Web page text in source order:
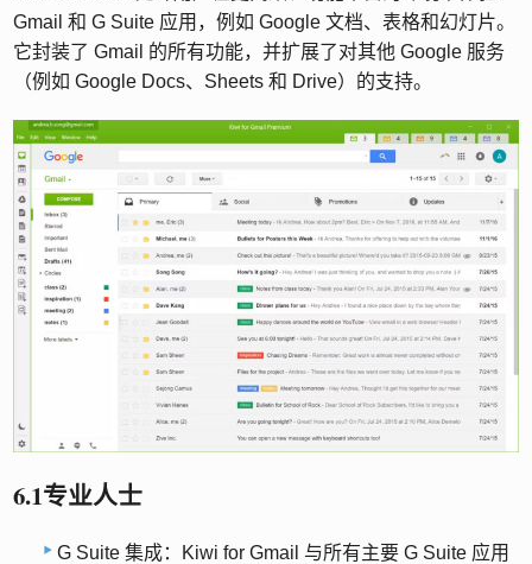
Gmail 和 G Suite 应用，例如 Google 文档、表格和幻灯片。
它封装了 Gmail 的所有功能，并扩展了对其他 Google 服务
（例如 Google Docs、Sheets 和 Drive）的支持。
6.1专业人士
G Suite 集成：Kiwi for Gmail 与所有主要 G Suite 应用